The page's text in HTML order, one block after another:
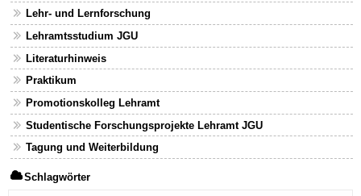
Lehr- und Lernforschung
Lehramtsstudium JGU
Literaturhinweis
Praktikum
Promotionskolleg Lehramt
Studentische Forschungsprojekte Lehramt JGU
Tagung und Weiterbildung
Schlagwörter